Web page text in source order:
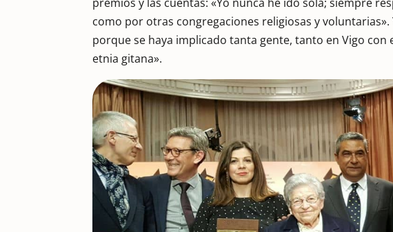
como por otras congregaciones religiosas y
porque se haya implicado tanta gente, tanto en Vigo con
etnia gitana».